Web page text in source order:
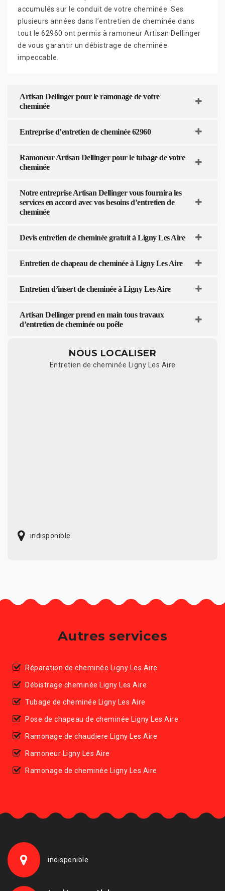
accumulés sur le conduit de votre cheminée. Ses
plusieurs années dans l’entretien de cheminée dans
tout le 62960 ont permis à ramoneur Artisan Dellinger
de vous garantir un débistrage de cheminée
impeccable.
Artisan Dellinger pour le ramonage de votre
cheminée
Entreprise d’entretien de cheminée 62960
Ramoneur Artisan Dellinger pour le tubage de votre
cheminée
Notre entreprise Artisan Dellinger vous fournira les
services en accord avec vos besoins d’entretien de
cheminée
Devis entretien de cheminée gratuit à Ligny Les Aire
Entretien de chapeau de cheminée à Ligny Les Aire
Entretien d’insert de cheminée à Ligny Les Aire
Artisan Dellinger prend en main tous travaux
d’entretien de cheminée ou poêle
NOUS LOCALISER
Entretien de cheminée Ligny Les Aire
indisponible
Autres services
Réparation de cheminée Ligny Les Aire
Débistrage cheminée Ligny Les Aire
Tubage de cheminée Ligny Les Aire
Pose de chapeau de cheminée Ligny Les Aire
Ramonage de chaudiere Ligny Les Aire
Ramoneur Ligny Les Aire
Ramonage de cheminée Ligny Les Aire
indisponible